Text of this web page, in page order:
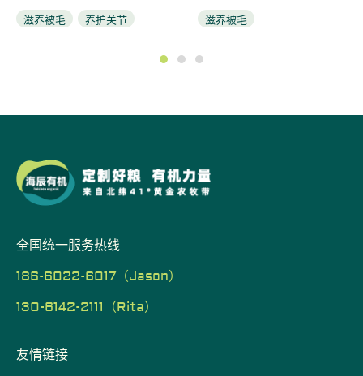
滋养被毛
养护关节
滋养被毛
1 2 3
全国统一服务热线
186-6022-6017（Jason）
130-6142-2111（Rita）
友情链接